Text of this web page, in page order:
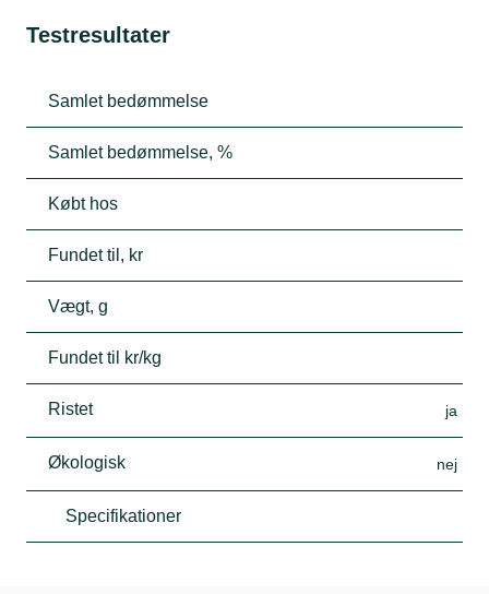
Testresultater
Samlet bedømmelse
Samlet bedømmelse, %
Købt hos
Fundet til, kr
Vægt, g
Fundet til kr/kg
Ristet ja
Økologisk nej
Specifikationer